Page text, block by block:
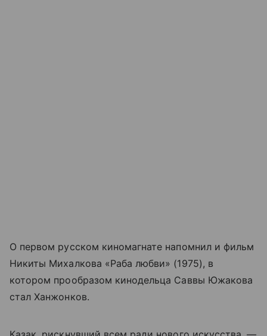
О первом русском киномагнате напомнил и фильм
Никиты Михалкова «Раба любви» (1975), в
котором прообразом кинодельца Саввы Южакова
стал Ханжонков.